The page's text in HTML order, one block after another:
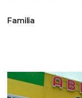
Familia